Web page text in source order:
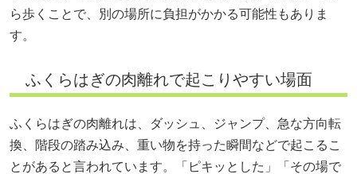
ら歩くことで、別の場所に負担がかかる可能性もありま
す。
ふくらはぎの肉離れで起こりやすい場面
ふくらはぎの肉離れは、ダッシュ、ジャンプ、急な方向転
換、階段の踏み込み、重い物を持った瞬間などで起こるこ
とがあると言われています。「ピキッとした」「その場で